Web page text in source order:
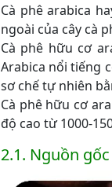
Cà phê arabica
ngoài của cây cà
Cà phê hữu cơ
Arabica nổi tiếng
sơ chế tự nhiên
Cà phê hữu cơ
độ cao từ 1000-
2.1. Nguồn